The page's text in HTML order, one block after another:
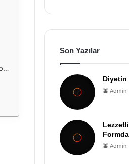
gıda riski
Son Yazılar
Diyetin
Admin
Admin